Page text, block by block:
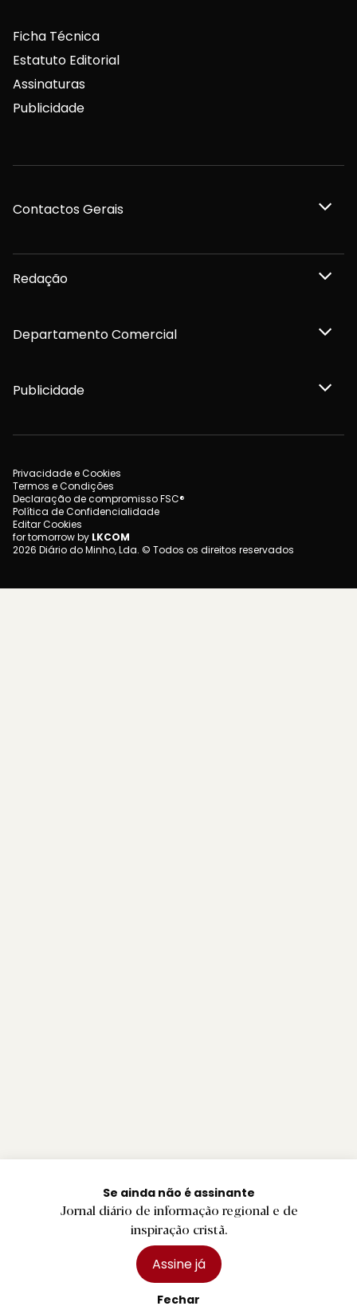
Se ainda não é assinante
Jornal diário de informação regional e de
inspiração cristã.
Assine já
Fechar
Ficha Técnica
Estatuto Editorial
Assinaturas
Publicidade
Contactos Gerais
Redação
Departamento Comercial
Publicidade
Privacidade e Cookies
Termos e Condições
Declaração de compromisso FSC®
Política de Confidencialidade
Editar Cookies
for tomorrow by LKCOM
2026 Diário do Minho, Lda. © Todos os direitos reservados